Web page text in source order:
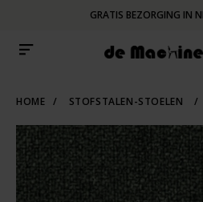
GRATIS BEZORGING IN
HOME / STOFSTALEN-STOELEN /